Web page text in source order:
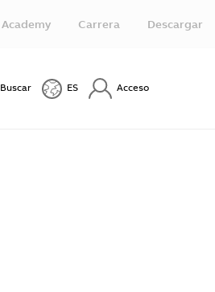
Academy Carrera Descargar
Buscar ES Acceso